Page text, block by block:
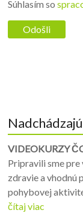
Súhlasím so
VIDEOKURZY
Pripravili sme pre
zdravie a vhodnú
pohybovej
čítaj viac